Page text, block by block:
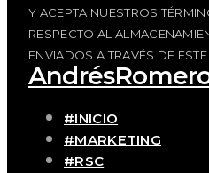
Y ACEPTA NUESTROS
RESPECTO AL
ENVIADOS A TRAVÉS DE
#INICIO
#MARKETING
#RSC